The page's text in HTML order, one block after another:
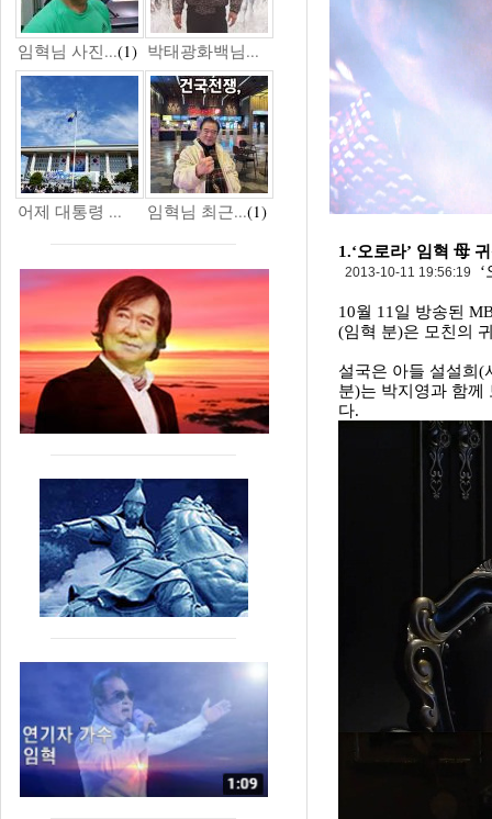
임혁님 사진...(1) 박태광화백님...
어제 대통령 ... 임혁님 최근...(1)
1.‘오로라’ 임혁 母
2013-10-11 19:56:19 ‘
10월 11일 방송된
(임혁 분)은 모친의
설국은 아들 설설희(
분)는 박지영과 함께
다.